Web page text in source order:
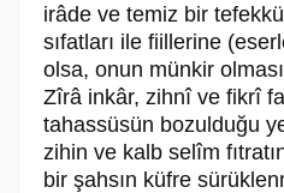
irâde ve temiz bir
sıfatları ile fiillerine
olsa, onun münkir
Zîrâ inkâr, zihnî ve fikrî
tahassüsün bozulduğu
zihin ve kalb selîm
bir şahsın küfre